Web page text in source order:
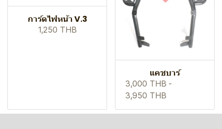
การ์ดไฟหน้า V.3
1,250 THB
แคชบาร์
3,000 THB -
3,950 THB